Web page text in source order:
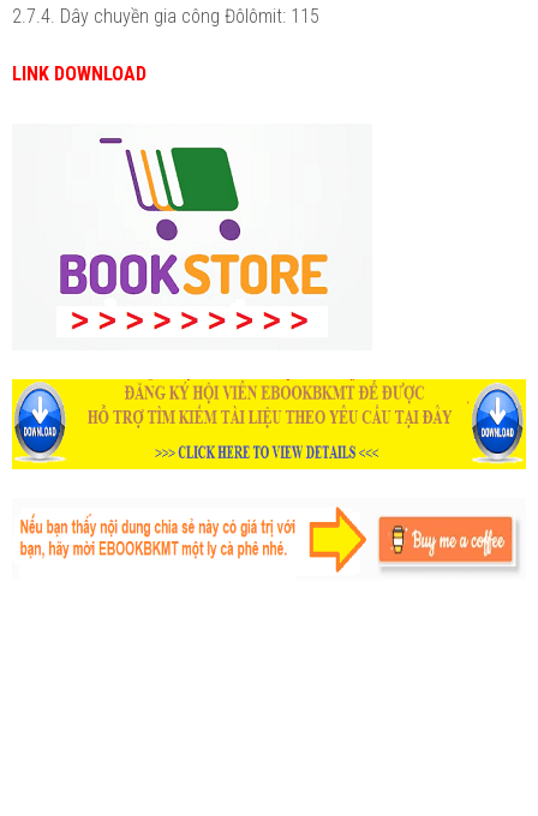
2.7.4. Dây chuyền gia công Đôlômit: 115
LINK DOWNLOAD